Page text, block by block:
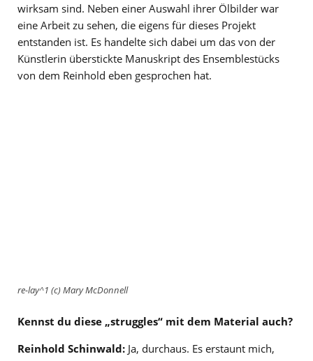
wirksam sind. Neben einer Auswahl ihrer Ölbilder war
eine Arbeit zu sehen, die eigens für dieses Projekt
entstanden ist. Es handelte sich dabei um das von der
Künstlerin überstickte Manuskript des Ensemblestücks
von dem Reinhold eben gesprochen hat.
re-lay^1 (c) Mary McDonnell
Kennst du diese „struggles“ mit dem Material auch?
Reinhold Schinwald: Ja, durchaus. Es erstaunt mich,